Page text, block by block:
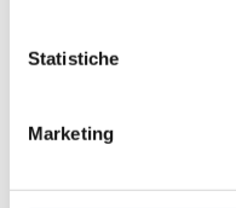
Statistiche
Marketing